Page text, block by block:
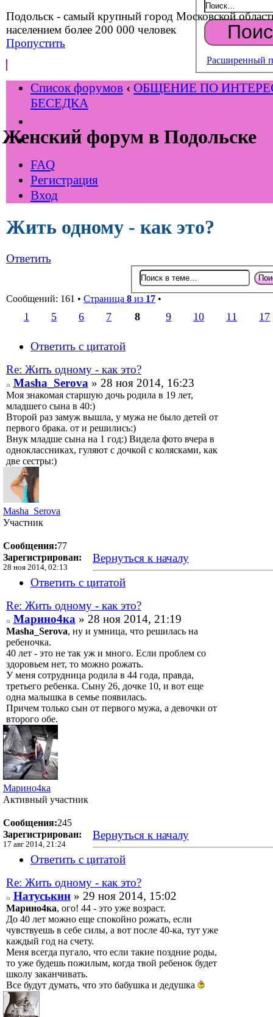
Подольск - самый крупный город Московской
населением более 200 000 человек
Пропустить
Женский форум в Подольске
Расширенный
Список форумов ‹ ОБЩЕНИЕ ПО
БЕСЕДКА
FAQ
Регистрация
Вход
Жить одному - как это?
Ответить
Сообщений: 161 • Страница 8 из 17 •
1 5 6 7 8 9 10 11 17
Ответить с цитатой
Re: Жить одному - как это?
Masha_Serova» 28 ноя 2014, 16:23
Моя знакомая старшую дочь родила в 19 лет,
младшего сына в 40:)
Второй раз замуж вышла, у мужа не было детей от
первого брака. от и решились:)
Внук младше сына на 1 год:) Видела фото вчера в
одноклассниках, гуляют с дочкой с колясками, как
две сестры:)
Masha_Serova
Участник
Сообщения:77
Зарегистрирован:
28 ноя 2014, 02:13
Вернуться к началу
Ответить с цитатой
Re: Жить одному - как это?
Марино4ка» 28 ноя 2014, 21:19
Masha_Serova, ну и умница, что решилась на
ребеночка.
40 лет - это не так уж и много. Если проблем со
здоровьем нет, то можно рожать.
У меня сотрудница родила в 44 года, правда,
третьего ребенка. Сыну 26, дочке 10, и вот еще
одна малышка в семье появилась.
Причем только сын от первого мужа, а девочки от
второго обе.
Марино4ка
Активный участник
Сообщения:245
Зарегистрирован:
17 авг 2014, 21:24
Вернуться к началу
Ответить с цитатой
Re: Жить одному - как это?
Натуськин» 29 ноя 2014, 15:02
Марино4ка, ого! 44 - это уже возраст.
До 40 лет можно еще спокойно рожать, если
чувствуешь в себе силы, а вот после 40-ка, тут уже
каждый год на счету.
Меня всегда пугало, что если такие поздние роды,
то уже будешь пожилым, когда твой ребенок будет
школу заканчивать.
Все будут думать, что это бабушка и дедушка